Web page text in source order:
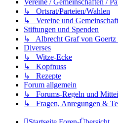
Vereine / Gemeinschaften /
↳ Ortsrat/Parteien/Wahlen
↳ Vereine und
Stiftungen und Spenden
↳ Albrecht Graf von Goertz
Diverses
↳ Witze-Ecke
↳ Kopfnuss
↳ Rezepte
Forum allgemein
↳ Forums-Regeln und
↳ Fragen, Anregungen &